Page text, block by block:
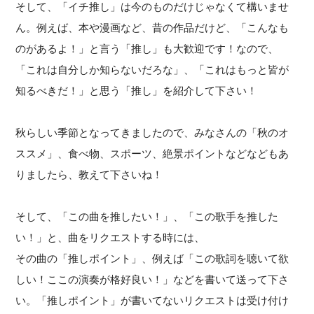
そして、「イチ推し」は今のものだけじゃなくて構いませ
ん。例えば、本や漫画など、昔の作品だけど、「こんなも
のがあるよ！」と言う「推し」も大歓迎です！なので、
「これは自分しか知らないだろな」、「これはもっと皆が
知るべきだ！」と思う「推し」を紹介して下さい！
秋らしい季節となってきましたので、みなさんの「秋のオ
ススメ」、食べ物、スポーツ、絶景ポイントなどなどもあ
りましたら、教えて下さいね！
そして、「この曲を推したい！」、「この歌手を推した
い！」と、曲をリクエストする時には、
その曲の「推しポイント」、例えば「この歌詞を聴いて欲
しい！ここの演奏が格好良い！」などを書いて送って下さ
い。「推しポイント」が書いてないリクエストは受け付け